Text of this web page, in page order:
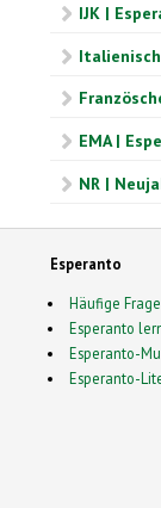
IJK |
EMA |
NR |
Esperanto
Häufige
Esperanto
Esperanto-
Esperanto-